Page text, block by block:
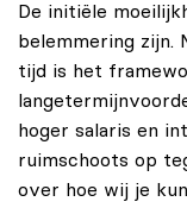
De initiële
belemmering zijn.
tijd is het
hoger salaris en
ruimschoots op
over hoe wij je